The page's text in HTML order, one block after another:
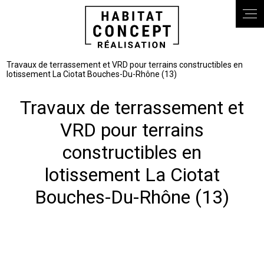
Travaux de terrassement et VRD pour terrains constructibles en
lotissement La Ciotat Bouches-Du-Rhône (13)
Travaux de terrassement et
VRD pour terrains
constructibles en
lotissement La Ciotat
Bouches-Du-Rhône (13)
Panneau de gestion des cookies